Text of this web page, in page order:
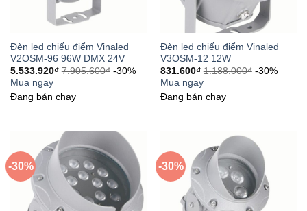
Đèn led chiếu điểm Vinaled
V2OSM-96 96W DMX 24V
5.533.920₫ 7.905.600₫ -30%
Mua ngay
Đang bán chạy
Đèn led chiếu điểm Vinaled
V3OSM-12 12W
831.600₫ 1.188.000₫ -30%
Mua ngay
Đang bán chạy
-30% -30%